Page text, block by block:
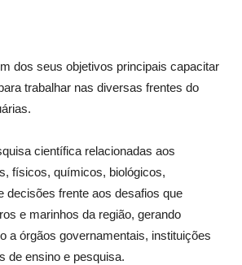
dos seus objetivos principais capacitar
trabalhar nas diversas frentes do
científica relacionadas aos
físicos, químicos, biológicos,
decisões frente aos desafios que
e marinhos da região, gerando
a órgãos governamentais, instituições
de ensino e pesquisa.